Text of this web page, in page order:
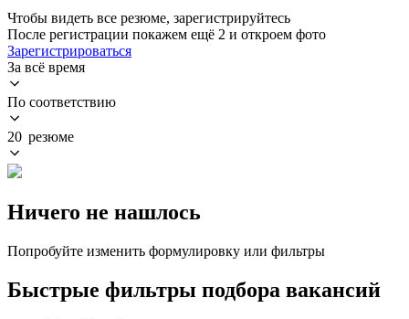
Чтобы видеть все резюме, зарегистрируйтесь
После регистрации покажем ещё 2 и откроем фото
Зарегистрироваться
За всё время
По соответствию
20 резюме
Ничего не нашлось
Попробуйте изменить формулировку или фильтры
Быстрые фильтры подбора вакансий